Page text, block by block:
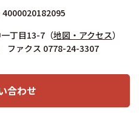
丁目13-7 （地図・アクセス）
ファクス 0778-24-3307
合わせ